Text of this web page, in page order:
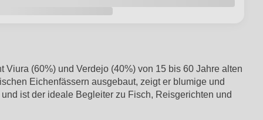
(60%) und Verdejo (40%) von 15 bis 60 Jahre alten
Eichenfässern ausgebaut, zeigt er blumige und
ist der ideale Begleiter zu Fisch, Reisgerichten und